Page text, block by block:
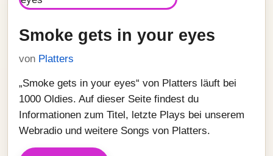
Smoke gets in your eyes
von Platters
„Smoke gets in your eyes“ von Platters läuft bei
1000 Oldies. Auf dieser Seite findest du
Informationen zum Titel, letzte Plays bei unserem
Webradio und weitere Songs von Platters.